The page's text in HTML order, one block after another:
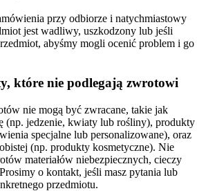
przy odbiorze i natychmiastowy
jest wadliwy, uszkodzony lub jeśli
abyśmy mogli ocenić problem i go
które nie podlegają zwrotowi
nie mogą być zwracane, takie jak
(np. jedzenie, kwiaty lub rośliny), produkty
specjalne lub personalizowane), oraz
(np. produkty kosmetyczne). Nie
materiałów niebezpiecznych, cieczy
o kontakt, jeśli masz pytania lub
przedmiotu.